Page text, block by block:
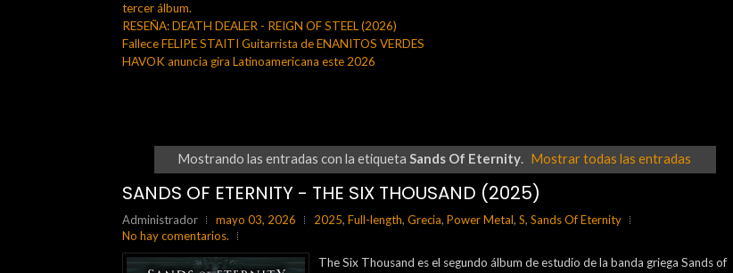
tercer álbum.
RESEÑA: DEATH DEALER - REIGN OF STEEL (2026)
Fallece FELIPE STAITI Guitarrista de ENANITOS VERDES
HAVOK anuncia gira Latinoamericana este 2026
Mostrando las entradas con la etiqueta Sands Of Eternity. Mostrar todas las entradas
SANDS OF ETERNITY - THE SIX THOUSAND (2025)
Administrador mayo 03, 2026 2025, Full-length, Grecia, Power Metal, S, Sands Of Eternity
No hay comentarios.
The Six Thousand es el segundo álbum de estudio de la banda griega Sands of